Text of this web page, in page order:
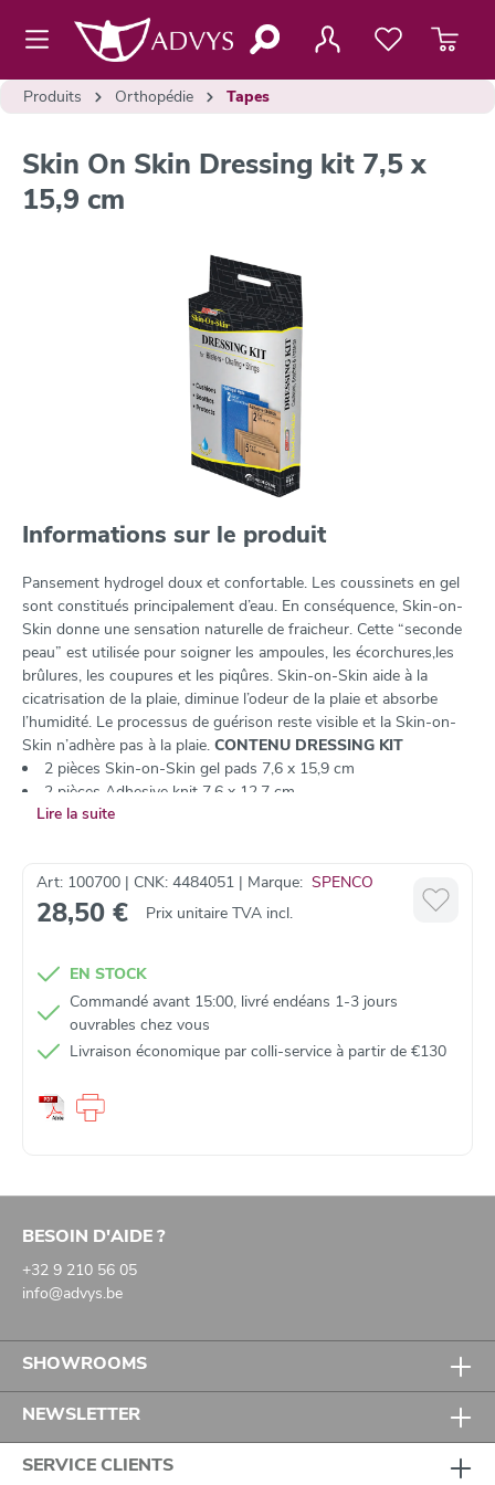
principal
Produits Orthopédie Tapes
Skin On Skin Dressing kit 7,5 x
15,9 cm
Informations sur le produit
Pansement hydrogel doux et confortable. Les coussinets en gel
sont constitués principalement d’eau. En conséquence, Skin-on-
Skin donne une sensation naturelle de fraicheur. Cette “seconde
peau” est utilisée pour soigner les ampoules, les écorchures,les
brûlures, les coupures et les piqûres. Skin-on-Skin aide à la
cicatrisation de la plaie, diminue l’odeur de la plaie et absorbe
l’humidité. Le processus de guérison reste visible et la Skin-on-
Skin n’adhère pas à la plaie. CONTENU DRESSING KIT
2 pièces Skin-on-Skin gel pads 7,6 x 15,9 cm
2 pièces Adhesive knit 7,6 x 12,7 cm
5 pièces Adhesive knit 7,6 x 3,8 cm
Lire la suite
Art: 100700 | CNK: 4484051 | Marque: SPENCO
28,50 € Prix unitaire TVA incl.
EN STOCK
Commandé avant 15:00, livré endéans 1-3 jours
ouvrables chez vous
Livraison économique par colli‑service à partir de €130
BESOIN D'AIDE ?
+32 9 210 56 05
info@advys.be
SHOWROOMS
NEWSLETTER
SERVICE CLIENTS